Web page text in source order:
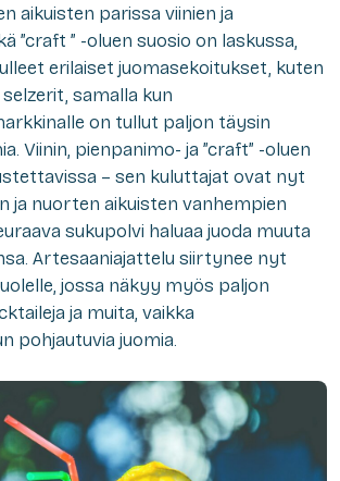
aikuisten parissa viinien ja
”craft ” -oluen suosio on laskussa,
erilaiset juomasekoitukset, kuten
samalla kun
on tullut paljon täysin
Viinin, pienpanimo- ja ”craft” -oluen
– sen kuluttajat ovat nyt
ja nuorten aikuisten vanhempien
sukupolvi haluaa juoda muuta
Artesaaniajattelu siirtynee nyt
jossa näkyy myös paljon
ja muita, vaikka
pohjautuvia juomia.